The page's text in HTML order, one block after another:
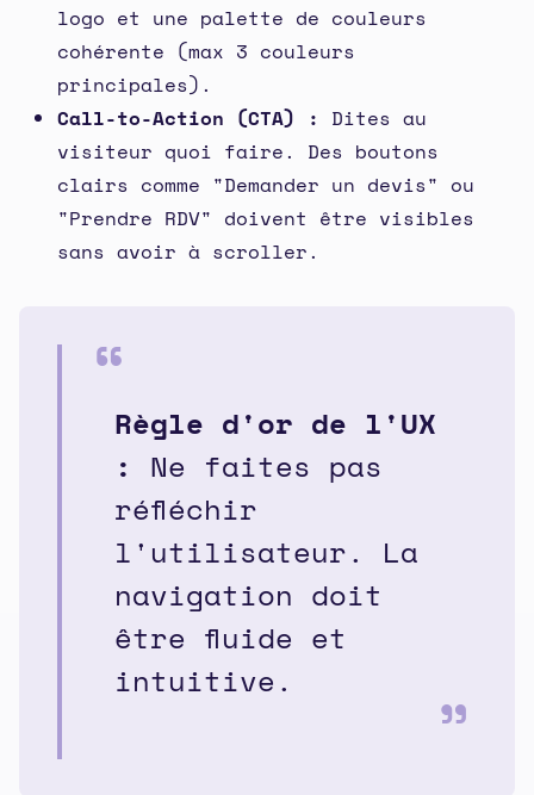
logo et une palette de couleurs
cohérente (max 3 couleurs
principales).
Call-to-Action (CTA) : Dites au
visiteur quoi faire. Des boutons
clairs comme "Demander un devis" ou
"Prendre RDV" doivent être visibles
sans avoir à scroller.
Règle d'or de l'UX
: Ne faites pas
réfléchir
l'utilisateur. La
navigation doit
être fluide et
intuitive.